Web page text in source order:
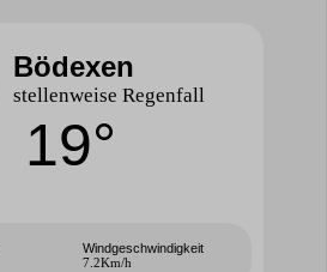
Bödexen
stellenweise Regenfall
19°
Windgeschwindigkeit
7.2Km/h